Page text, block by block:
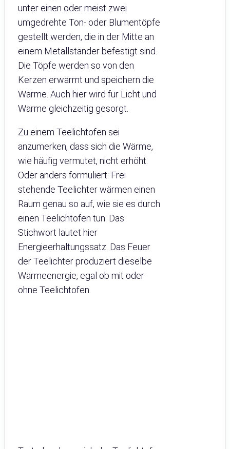
unter einen oder meist zwei
umgedrehte Ton- oder Blumentöpfe
gestellt werden, die in der Mitte an
einem Metallständer befestigt sind.
Die Töpfe werden so von den
Kerzen erwärmt und speichern die
Wärme. Auch hier wird für Licht und
Wärme gleichzeitig gesorgt.
Zu einem Teelichtofen sei
anzumerken, dass sich die Wärme,
wie häufig vermutet, nicht erhöht.
Oder anders formuliert: Frei
stehende Teelichter wärmen einen
Raum genau so auf, wie sie es durch
einen Teelichtofen tun. Das
Stichwort lautet hier
Energieerhaltungssatz. Das Feuer
der Teelichter produziert dieselbe
Wärmeenergie, egal ob mit oder
ohne Teelichtofen.